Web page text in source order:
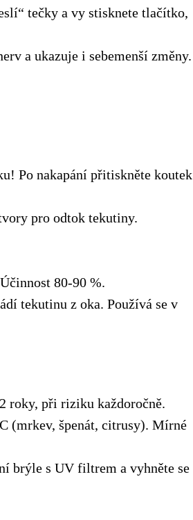
tečky a vy stisknete tlačítko,
a ukazuje i sebemenší změny.
Po nakapání přitiskněte koutek
pro odtok tekutiny.
80-90 %.
tekutinu z oka. Používá se v
roky, při riziku každoročně.
(mrkev, špenát, citrusy). Mírné
brýle s UV filtrem a vyhněte se